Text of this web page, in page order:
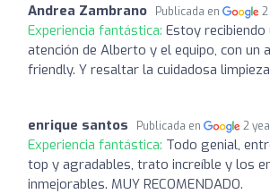
Andrea Zambrano Publicada en
Experiencia fantástica: Estoy
atención de Alberto y el equipo, con un
friendly. Y resaltar la cuidadosa
enrique santos Publicada en 2
Experiencia fantástica: Todo genial,
top y agradables, trato increíble y los
inmejorables. MUY RECOMENDADO.